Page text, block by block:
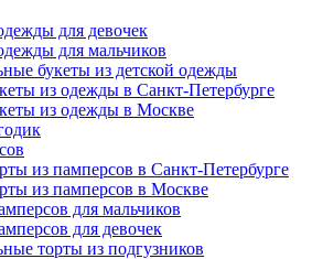
для девочек
для мальчиков
букеты из детской одежды
из одежды в Санкт-Петербурге
из одежды в Москве
из памперсов в Санкт-Петербурге
из памперсов в Москве
для мальчиков
для девочек
торты из подгузников